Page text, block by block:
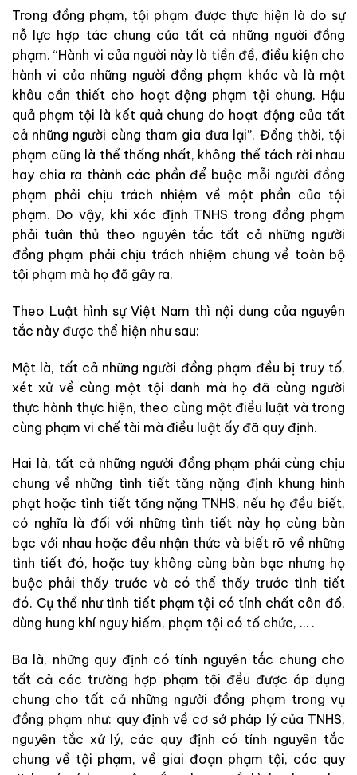
Trong đồng phạm, tội phạm được thực hiện là do sự
nỗ lực hợp tác chung của tất cả những người đồng
phạm. “Hành vi của người này là tiền đề, điều kiện cho
hành vi của những người đồng phạm khác và là một
khâu cần thiết cho hoạt động phạm tội chung. Hậu
quả phạm tội là kết quả chung do hoạt động của tất
cả những người cùng tham gia đưa lại”. Đồng thời, tội
phạm cũng là thể thống nhất, không thể tách rời nhau
hay chia ra thành các phần để buộc mỗi người đồng
phạm phải chịu trách nhiệm về một phần của tội
phạm. Do vậy, khi xác định TNHS trong đồng phạm
phải tuân thủ theo nguyên tắc tất cả những người
đồng phạm phải chịu trách nhiệm chung về toàn bộ
tội phạm mà họ đã gây ra.
Theo Luật hình sự Việt Nam thì nội dung của nguyên
tắc này được thể hiện như sau:
Một là, tất cả những người đồng phạm đều bị truy tố,
xét xử về cùng một tội danh mà họ đã cùng người
thực hành thực hiện, theo cùng một điều luật và trong
cùng phạm vi chế tài mà điều luật ấy đã quy định.
Hai là, tất cả những người đồng phạm phải cùng chịu
chung về những tình tiết tăng nặng định khung hình
phạt hoặc tình tiết tăng nặng TNHS, nếu họ đều biết,
có nghĩa là đối với những tình tiết này họ cùng bàn
bạc với nhau hoặc đều nhận thức và biết rõ về những
tình tiết đó, hoặc tuy không cùng bàn bạc nhưng họ
buộc phải thấy trước và có thể thấy trước tình tiết
đó. Cụ thể như tình tiết phạm tội có tính chất côn đồ,
dùng hung khí nguy hiểm, phạm tội có tổ chức, … .
Ba là, những quy định có tính nguyên tắc chung cho
tất cả các trường hợp phạm tội đều được áp dụng
chung cho tất cả những người đồng phạm trong vụ
đồng phạm như: quy định về cơ sở pháp lý của TNHS,
nguyên tắc xử lý, các quy định có tính nguyên tắc
chung về tội phạm, về giai đoạn phạm tội, các quy